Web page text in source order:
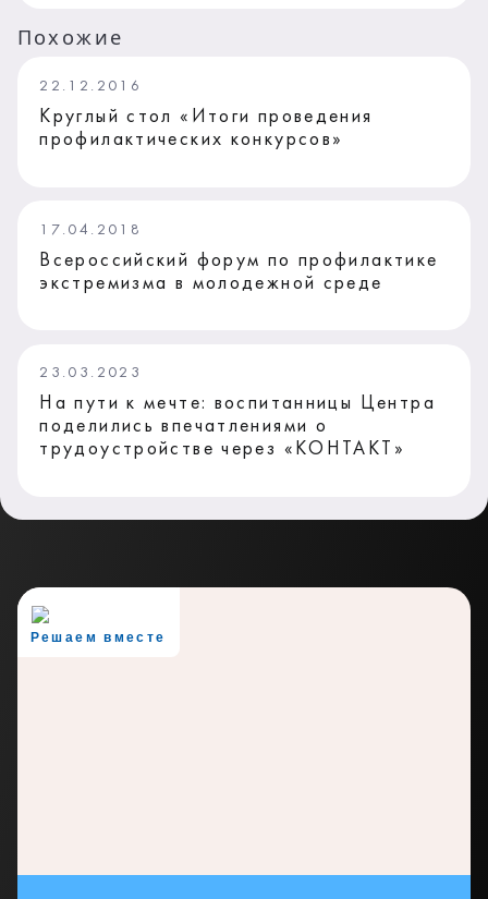
Похожие
22.12.2016
Круглый стол «Итоги проведения
профилактических конкурсов»
17.04.2018
Всероссийский форум по профилактике
экстремизма в молодежной среде
23.03.2023
На пути к мечте: воспитанницы Центра
поделились впечатлениями о
трудоустройстве через «КОНТАКТ»
Решаем вместе